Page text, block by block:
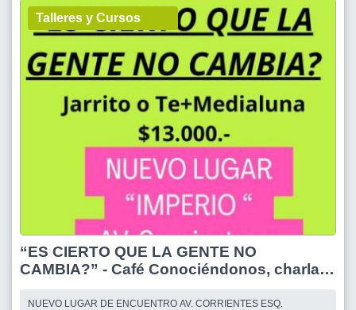
Talleres y Cursos
“ES CIERTO QUE LA GENTE NO
CAMBIA?” - Café Conociéndonos, charlas,
NUEVO LUGAR DE ENCUENTRO AV. CORRIENTES ESQ.